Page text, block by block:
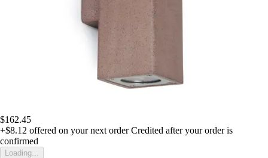
$162.45
+$8.12 offered on your next order Credited after your order is
confirmed
Loading...